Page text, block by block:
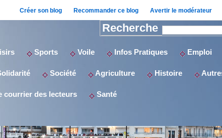
Créer son blog Recommander ce blog Avertir le modérateur
Recherche
Sports Voile Infos Pratiques Emploi
Société Agriculture Histoire
courrier des lecteurs Santé